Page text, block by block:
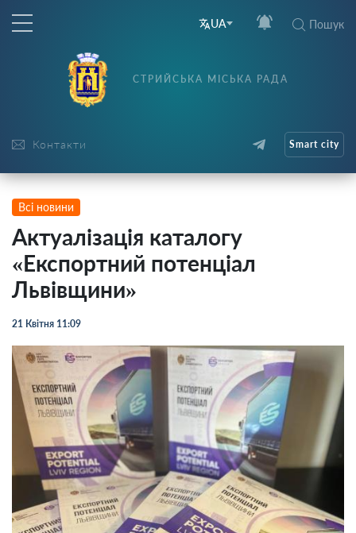
UA Пошук
Контакти
СТРИЙСЬКА МІСЬКА РАДА
Smart city
Всі новини
Актуалізація каталогу
«Експортний потенціал
Львівщини»
21 Квітня 11:09